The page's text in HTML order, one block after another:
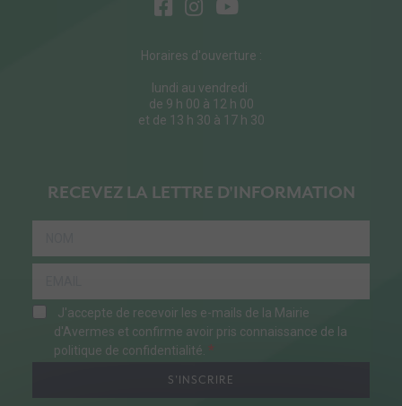
Horaires d'ouverture :
lundi au vendredi
de 9 h 00 à 12 h 00
et de 13 h 30 à 17 h 30
RECEVEZ LA LETTRE D'INFORMATION
J'accepte de recevoir les e-mails de la Mairie
d'Avermes et confirme avoir pris connaissance de la
politique de confidentialité.
S'INSCRIRE